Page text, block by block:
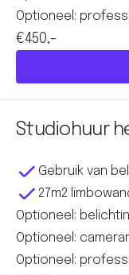
Optioneel:
€450,-
Studiohuur
Gebruik van
27m2
Optioneel:
Optioneel:
Optioneel: